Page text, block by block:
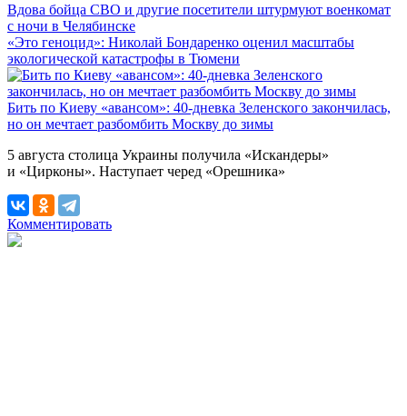
Вдова бойца СВО и другие посетители штурмуют военкомат
с ночи в Челябинске
«Это геноцид»: Николай Бондаренко оценил масштабы
экологической катастрофы в Тюмени
Бить по Киеву «авансом»: 40-дневка Зеленского закончилась,
но он мечтает разбомбить Москву до зимы
5 августа столица Украины получила «Искандеры»
и «Цирконы». Наступает черед «Орешника»
Комментировать